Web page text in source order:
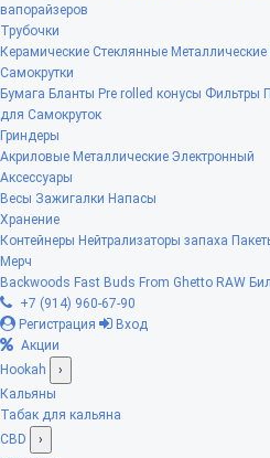
вапорайзеров
Трубочки
Керамические Стеклянные Металлические
Самокрутки
Бумага Бланты Pre rolled конусы Фильтры
для Самокруток
Гриндеры
Акриловые Металлические Электронный
Аксессуары
Весы Зажигалки Напасы
Хранение
Контейнеры Нейтрализаторы запаха
Мерч
Backwoods Fast Buds From Ghetto RAW
+7 (914) 960-67-90
Регистрация
Вход
Акции
Hookah
›
Кальяны
Табак для кальяна
CBD
›